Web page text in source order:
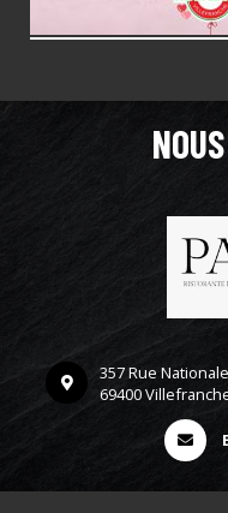
357 Rue Nationale
69400